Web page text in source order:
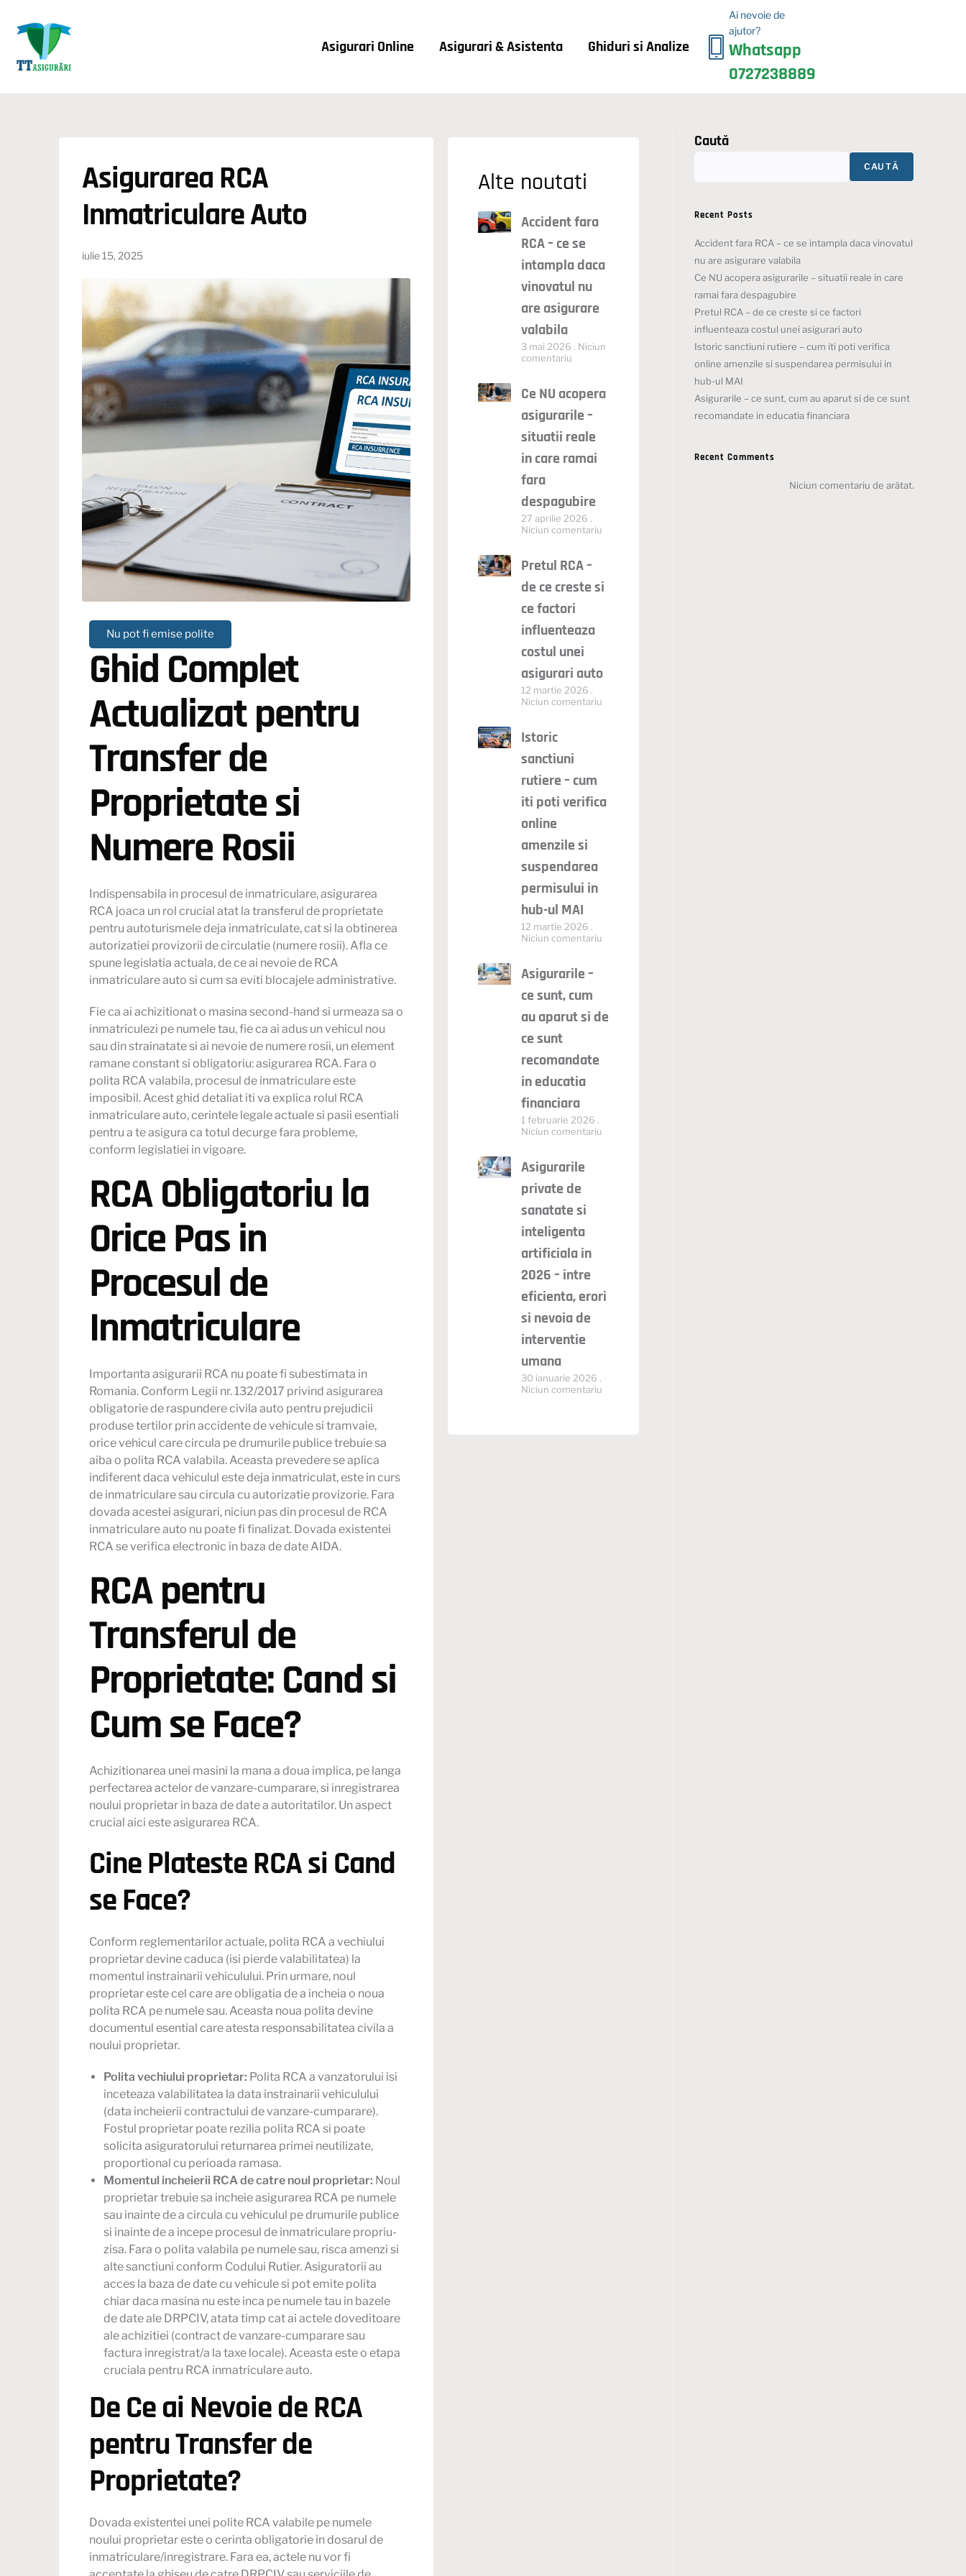
Asigurari Online Asigurari & Asistenta Ghiduri si Analize
Ai nevoie de
ajutor?
Whatsapp
0727238889
Asigurarea RCA
Inmatriculare Auto
iulie 15, 2025
Nu pot fi emise polite
Ghid Complet
Actualizat pentru
Transfer de
Proprietate si
Numere Rosii
Indispensabila in procesul de inmatriculare, asigurarea
RCA joaca un rol crucial atat la transferul de proprietate
pentru autoturismele deja inmatriculate, cat si la obtinerea
autorizatiei provizorii de circulatie (numere rosii). Afla ce
spune legislatia actuala, de ce ai nevoie de RCA
inmatriculare auto si cum sa eviti blocajele administrative.
Fie ca ai achizitionat o masina second-hand si urmeaza sa o
inmatriculezi pe numele tau, fie ca ai adus un vehicul nou
sau din strainatate si ai nevoie de numere rosii, un element
ramane constant si obligatoriu: asigurarea RCA. Fara o
polita RCA valabila, procesul de inmatriculare este
imposibil. Acest ghid detaliat iti va explica rolul RCA
inmatriculare auto, cerintele legale actuale si pasii esentiali
pentru a te asigura ca totul decurge fara probleme,
conform legislatiei in vigoare.
RCA Obligatoriu la
Orice Pas in
Procesul de
Inmatriculare
Importanta asigurarii RCA nu poate fi subestimata in
Romania. Conform Legii nr. 132/2017 privind asigurarea
obligatorie de raspundere civila auto pentru prejudicii
produse tertilor prin accidente de vehicule si tramvaie,
orice vehicul care circula pe drumurile publice trebuie sa
aiba o polita RCA valabila. Aceasta prevedere se aplica
indiferent daca vehiculul este deja inmatriculat, este in curs
de inmatriculare sau circula cu autorizatie provizorie. Fara
dovada acestei asigurari, niciun pas din procesul de RCA
inmatriculare auto nu poate fi finalizat. Dovada existentei
RCA se verifica electronic in baza de date AIDA.
RCA pentru
Transferul de
Proprietate: Cand si
Cum se Face?
Achizitionarea unei masini la mana a doua implica, pe langa
perfectarea actelor de vanzare-cumparare, si inregistrarea
noului proprietar in baza de date a autoritatilor. Un aspect
crucial aici este asigurarea RCA.
Cine Plateste RCA si Cand
se Face?
Conform reglementarilor actuale, polita RCA a vechiului
proprietar devine caduca (isi pierde valabilitatea) la
momentul instrainarii vehiculului. Prin urmare, noul
proprietar este cel care are obligatia de a incheia o noua
polita RCA pe numele sau. Aceasta noua polita devine
documentul esential care atesta responsabilitatea civila a
noului proprietar.
Polita vechiului proprietar: Polita RCA a vanzatorului isi
inceteaza valabilitatea la data instrainarii vehiculului
(data incheierii contractului de vanzare-cumparare).
Fostul proprietar poate rezilia polita RCA si poate
solicita asiguratorului returnarea primei neutilizate,
proportional cu perioada ramasa.
Momentul incheierii RCA de catre noul proprietar: Noul
proprietar trebuie sa incheie asigurarea RCA pe numele
sau inainte de a circula cu vehiculul pe drumurile publice
si inainte de a incepe procesul de inmatriculare propriu-
zisa. Fara o polita valabila pe numele sau, risca amenzi si
alte sanctiuni conform Codului Rutier. Asiguratorii au
acces la baza de date cu vehicule si pot emite polita
chiar daca masina nu este inca pe numele tau in bazele
de date ale DRPCIV, atata timp cat ai actele doveditoare
ale achizitiei (contract de vanzare-cumparare sau
factura inregistrat/a la taxe locale). Aceasta este o etapa
cruciala pentru RCA inmatriculare auto.
De Ce ai Nevoie de RCA
pentru Transfer de
Proprietate?
Dovada existentei unei polite RCA valabile pe numele
noului proprietar este o cerinta obligatorie in dosarul de
inmatriculare/inregistrare. Fara ea, actele nu vor fi
Alte noutati
Accident fara
RCA – ce se
intampla daca
vinovatul nu
are asigurare
valabila
3 mai 2026
Niciun
comentariu
Ce NU acopera
asigurarile –
situatii reale
in care ramai
fara
despagubire
27 aprilie 2026
Niciun comentariu
Pretul RCA –
de ce creste si
ce factori
influenteaza
costul unei
asigurari auto
12 martie 2026
Niciun comentariu
Istoric
sanctiuni
rutiere – cum
iti poti verifica
online
amenzile si
suspendarea
permisului in
hub-ul MAI
12 martie 2026
Niciun comentariu
Asigurarile –
ce sunt, cum
au aparut si de
ce sunt
recomandate
in educatia
financiara
1 februarie 2026
Niciun comentariu
Asigurarile
private de
sanatate si
inteligenta
artificiala in
2026 – intre
eficienta, erori
si nevoia de
interventie
umana
30 ianuarie 2026
Niciun comentariu
Caută
CAUTĂ
Recent Posts
Accident fara RCA – ce se intampla daca vinovatul
nu are asigurare valabila
Ce NU acopera asigurarile – situatii reale in care
ramai fara despagubire
Pretul RCA – de ce creste si ce factori
influenteaza costul unei asigurari auto
Istoric sanctiuni rutiere – cum iti poti verifica
online amenzile si suspendarea permisului in
hub-ul MAI
Asigurarile – ce sunt, cum au aparut si de ce sunt
recomandate in educatia financiara
Recent Comments
Niciun comentariu de arătat.